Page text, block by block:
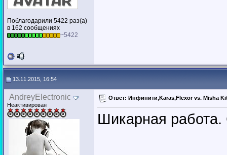
Поблагодарили 5422 раз(а)
в 162 сообщениях
~5422
13.11.2015, 16:54
AndreyElectronic
Неактивирован
Ответ: Инфинити,Karas,Flexor vs. Misha
Шикарная работа.